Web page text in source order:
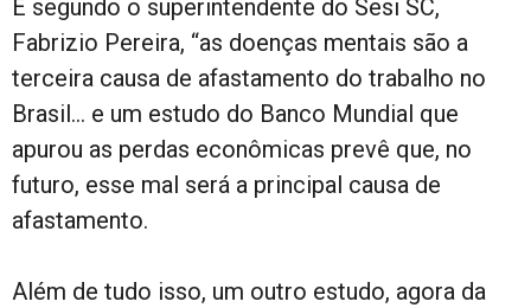
E segundo o superintendente do Sesi SC,
Fabrizio Pereira, “as doenças mentais são a
terceira causa de afastamento do trabalho no
Brasil… e um estudo do Banco Mundial que
apurou as perdas econômicas prevê que, no
futuro, esse mal será a principal causa de
afastamento.
Além de tudo isso, um outro estudo, agora da